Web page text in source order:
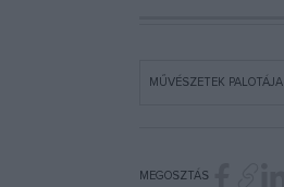
MŰVÉSZETEK PALOTÁJA
MEGOSZTÁS